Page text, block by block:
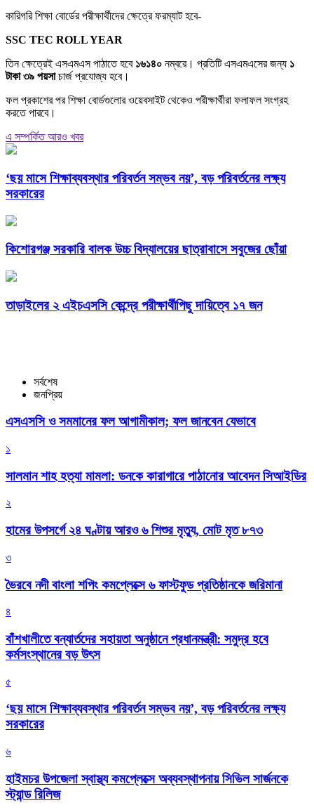
কারিগরি শিক্ষা বোর্ডের পরীক্ষার্থীদের ক্ষেত্রে ফরম্যাট হবে-
SSC TEC ROLL YEAR
তিন ক্ষেত্রেই এসএমএস পাঠাতে হবে ১৬১৪০ নম্বরে। প্রতিটি এসএমএসের জন্য ১
টাকা ৩৯ পয়সাচার্জ প্রযোজ্য হবে।
ফল প্রকাশের পর শিক্ষা বোর্ডগুলোর ওয়েবসাইট থেকেও পরীক্ষার্থীরা ফলাফল সংগ্রহ
করতে পারবে।
এ সম্পর্কিত আরও খবর
‘ছয় মাসে শিক্ষাব্যবস্থার পরিবর্তন সম্ভব নয়’, বড় পরিবর্তনের লক্ষ্য
সরকারের
কিশোরগঞ্জ সরকারি বালক উচ্চ বিদ্যালয়ের ছাত্রাবাসে সবুজের ছোঁয়া
তাড়াইলের ২ এইচএসসি কেন্দ্রে পরীক্ষার্থীপিছু দায়িত্বে ১৭ জন
সর্বশেষ
জনপ্রিয়
এসএসসি ও সমমানের ফল আগামীকাল; ফল জানবেন যেভাবে
১
সালমান শাহ হত্যা মামলা: ডনকে কারাগারে পাঠানোর আবেদন সিআইডির
২
হামের উপসর্গে ২৪ ঘণ্টায় আরও ৬ শিশুর মৃত্যু, মোট মৃত ৮৭৩
৩
ভৈরবে নদী বাংলা শপিং কমপ্লেক্সে ৬ ফাস্টফুড প্রতিষ্ঠানকে জরিমানা
৪
বাঁশখালীতে বন্যার্তদের সহায়তা অনুষ্ঠানে প্রধানমন্ত্রী: সমুদ্র হবে
কর্মসংস্থানের বড় উৎস
৫
‘ছয় মাসে শিক্ষাব্যবস্থার পরিবর্তন সম্ভব নয়’, বড় পরিবর্তনের লক্ষ্য
সরকারের
৬
হাইমচর উপজেলা স্বাস্থ্য কমপ্লেক্সে অব্যবস্থাপনায় সিভিল সার্জনকে
স্ট্যান্ড রিলিজ